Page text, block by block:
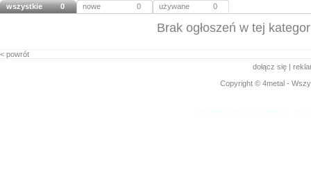
wszystkie 0 nowe 0 używane 0
Brak ogłoszeń w tej
< powrót
dołącz się |
Copyright © 4metal -